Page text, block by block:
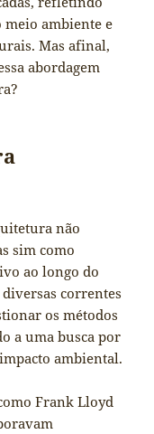
meio ambiente e
Mas afinal,
abordagem
não
sim como
ao longo do
diversas correntes
os métodos
a uma busca por
ambiental.
Frank Lloyd